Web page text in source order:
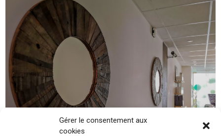
Gérer le consentement aux
cookies